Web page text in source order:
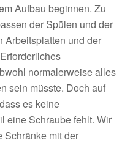
Aufbau beginnen. Zu
der Spülen und der
Arbeitsplatten und der
normalerweise alles
sein müsste. Doch auf
es keine
eine Schraube fehlt. Wir
Schränke mit der